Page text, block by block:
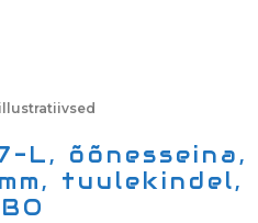
L, õõnesseina,
tuulekindel,